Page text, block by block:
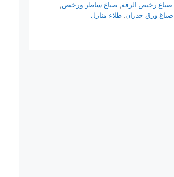
صباغ رخيص الرقة, صباغ ساطر ورخيص,
صباغ ورق جدران, طلاء منازل